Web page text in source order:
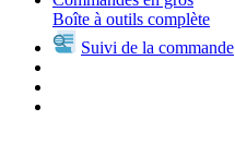
Boîte à outils complète
Suivi de la commande